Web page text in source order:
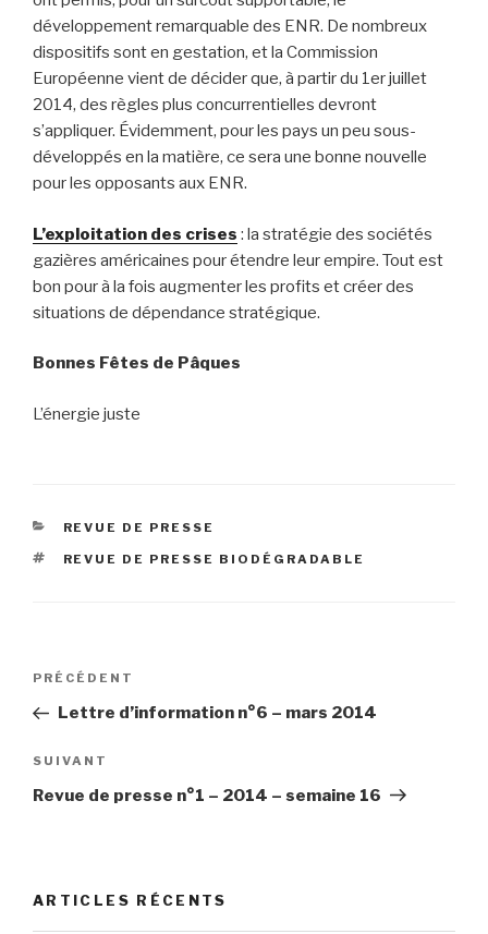
développement remarquable des ENR. De nombreux
dispositifs sont en gestation, et la Commission
Européenne vient de décider que, à partir du 1er juillet
2014, des règles plus concurrentielles devront
s’appliquer. Évidemment, pour les pays un peu sous-
développés en la matière, ce sera une bonne nouvelle
pour les opposants aux ENR.
L’exploitation des crises : la stratégie des sociétés
gazières américaines pour étendre leur empire. Tout est
bon pour à la fois augmenter les profits et créer des
situations de dépendance stratégique.
Bonnes Fêtes de Pâques
L’énergie juste
CATÉGORIES
REVUE DE PRESSE
ÉTIQUETTES
REVUE DE PRESSE BIODÉGRADABLE
Navigation
l’article
Article
précédent
PRÉCÉDENT
Lettre d’information n°6 – mars 2014
Article
suivant
SUIVANT
Revue de presse n°1 – 2014 – semaine 16
ARTICLES RÉCENTS